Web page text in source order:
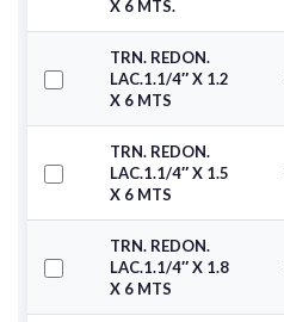
X 6 MTS.
TRN. REDON.
LAC.1.1/4″ X 1.2
X 6 MTS
TRN. REDON.
LAC.1.1/4″ X 1.5
X 6 MTS
TRN. REDON.
LAC.1.1/4″ X 1.8
X 6 MTS